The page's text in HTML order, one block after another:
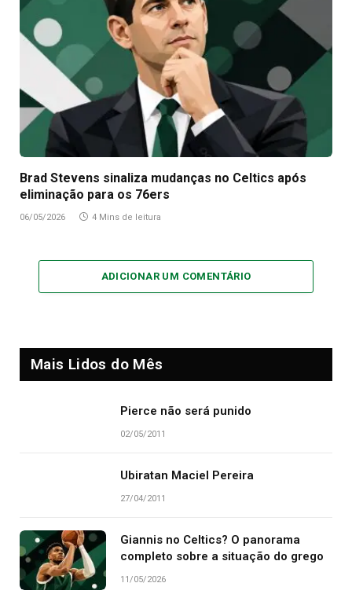
Brad Stevens sinaliza mudanças no Celtics após
eliminação para os 76ers
06/05/2026 4 Mins de leitura
ADICIONAR UM COMENTÁRIO
Mais Lidos do Mês
Pierce não será punido
02/05/2011
Ubiratan Maciel Pereira
27/04/2011
Giannis no Celtics? O panorama
completo sobre a situação do grego
11/05/2026